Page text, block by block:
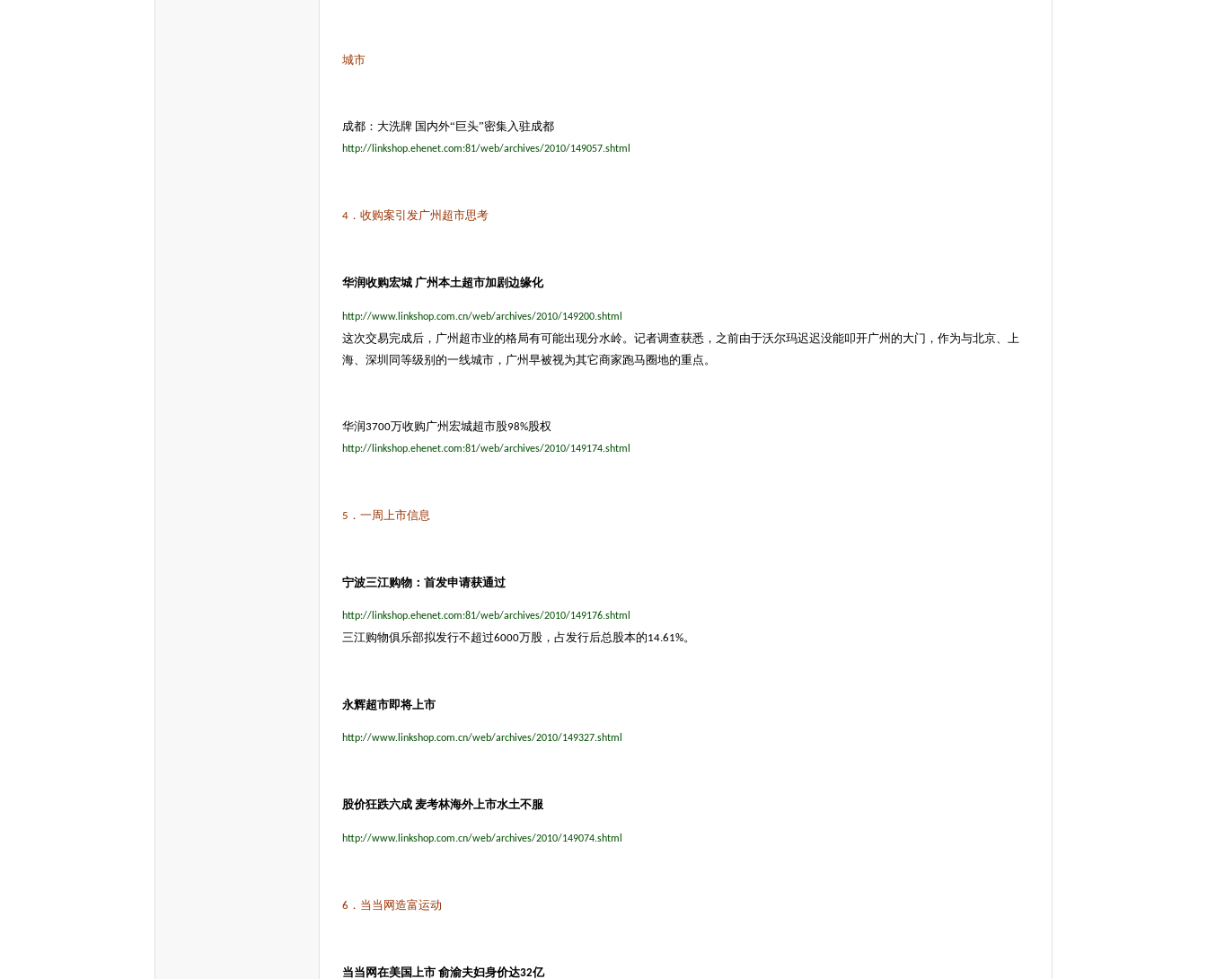
城市
成都：大洗牌 国内外“巨头”密集入驻成都
http://linkshop.ehenet.com:81/web/archives/2010/149057.shtml
4．收购案引发广州超市思考
华润收购宏城 广州本土超市加剧边缘化
http://www.linkshop.com.cn/web/archives/2010/149200.shtml
这次交易完成后，广州超市业的格局有可能出现分水岭。记者调查获悉，之前由于沃尔玛迟迟没能叩开广州的大门，作为与北京、上
海、深圳同等级别的一线城市，广州早被视为其它商家跑马圈地的重点。
华润3700万收购广州宏城超市股98%股权
http://linkshop.ehenet.com:81/web/archives/2010/149174.shtml
5 ．一周上市信息
宁波三江购物：首发申请获通过
http://linkshop.ehenet.com:81/web/archives/2010/149176.shtml
三江购物俱乐部拟发行不超过6000万股，占发行后总股本的14.61%。
永辉超市即将上市
http://www.linkshop.com.cn/web/archives/2010/149327.shtml
股价狂跌六成 麦考林海外上市水土不服
http://www.linkshop.com.cn/web/archives/2010/149074.shtml
6 ．当当网造富运动
当当网在美国上市 俞渝夫妇身价达32亿